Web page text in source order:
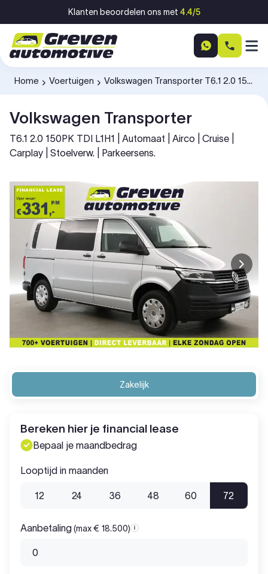
Ga naar inhoudKlanten beoordelen ons met 4.4/5
Home
-
Voertuigen
-
Volkswagen Transporter T6.1 2.0 150PK TDI L1H1 V28PBZ
Volkswagen Transporter
T6.1 2.0 150PK TDI L1H1 | Automaat | Airco | Cruise |
Carplay | Stoelverw. | Parkeersens.
Zakelijk
Bereken hier je financial lease
Bepaal je maandbedrag
Looptijd in maanden
12 24 36 48 60 72
Aanbetaling(max € 18.500) Aanbetaling